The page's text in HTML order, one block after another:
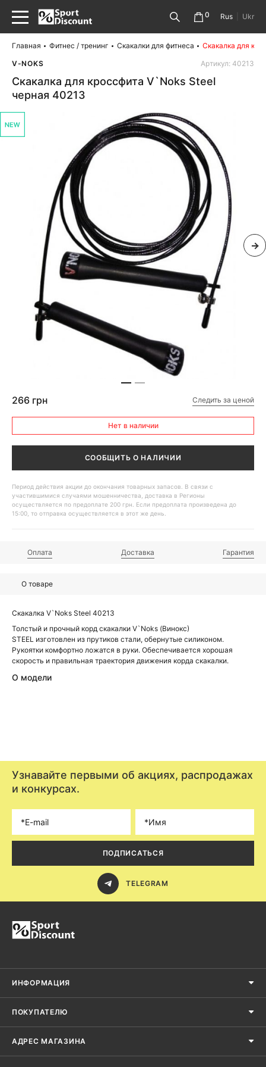
0 Rus Ukr
Главная Фитнес / тренинг Скакалки для фитнеса
Скакалка для
V-NOKS
Артикул: 40213
Скакалка для кроссфита V`Noks Steel
черная 40213
266 грн Следить за ценой
Нет в наличии
СООБЩИТЬ О НАЛИЧИИ
Период действия акции до окончания товарных запасов. В связи с
участившимися случаями мошенничества, доставка в Регионы
осуществляется по предоплате 200 грн. Если предоплата произведена до
15:00, то отправка осуществляется в этот же день.
Оплата Доставка Гарантия
О товаре
Скакалка V`Noks Steel 40213
Толстый и прочный корд скакалки V`Noks (Винокс)
STEEL изготовлен из прутиков стали, обернутые силиконом.
Рукоятки комфортно ложатся в руки. Обеспечивается хорошая
скорость и правильная траектория движения корда скакалки.
О модели
Узнавайте первыми об акциях, распродажах
и конкурсах.
ПОДПИСАТЬСЯ
TELEGRAM
ИНФОРМАЦИЯ
ПОКУПАТЕЛЮ
АДРЕС МАГАЗИНА